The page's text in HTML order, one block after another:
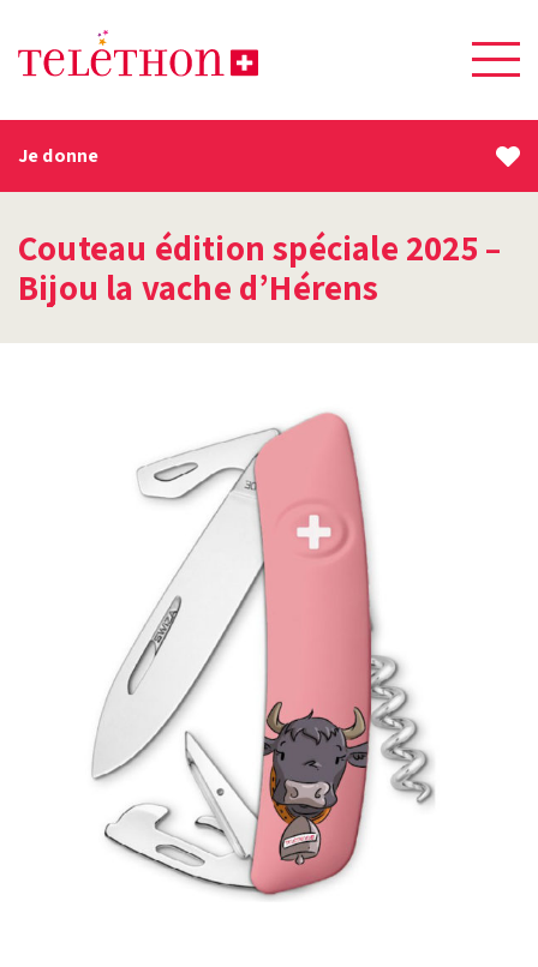
Je donne
Couteau édition spéciale 2025 –
Bijou la vache d’Hérens